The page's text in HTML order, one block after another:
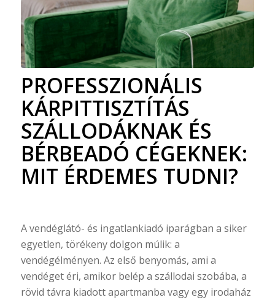
PROFESSZIONÁLIS
KÁRPITTISZTÍTÁS
SZÁLLODÁKNAK ÉS
BÉRBEADÓ CÉGEKNEK:
MIT ÉRDEMES TUDNI?
A vendéglátó- és ingatlankiadó iparágban a siker
egyetlen, törékeny dolgon múlik: a
vendégélményen. Az első benyomás, ami a
vendéget éri, amikor belép a szállodai szobába, a
rövid távra kiadott apartmanba vagy egy irodaház